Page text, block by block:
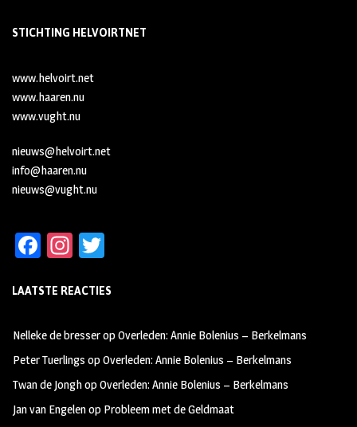
STICHTING HELVOIRTNET
www.helvoirt.net
www.haaren.nu
www.vught.nu
nieuws@helvoirt.net
info@haaren.nu
nieuws@vught.nu
Fa
b
oo
k
In
ag
m
tt
LAATSTE REACTIES
Nelleke de bresseropOverleden: Annie Bolenius – Berkelmans
Peter Tuerlings opOverleden: Annie Bolenius – Berkelmans
Twan de JonghopOverleden: Annie Bolenius – Berkelmans
Jan van Engelenop Probleem met de Geldmaat